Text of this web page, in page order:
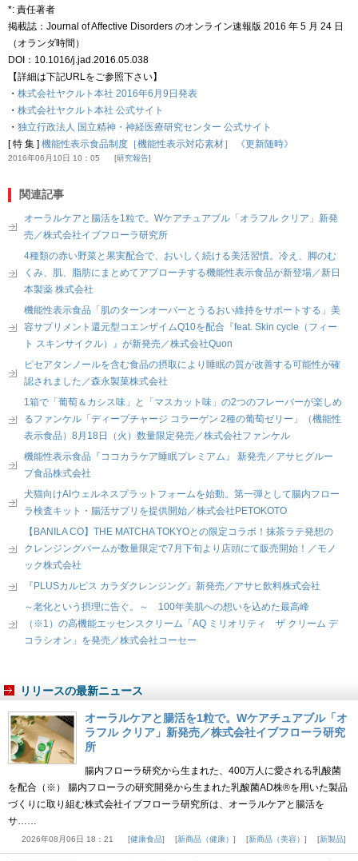
*: 責任著者
掲載誌：Journal of Affective Disorders のオンライン速報版 2016 年 5 月 24 日
（オランダ時間）
DOI：10.1016/j.jad.2016.05.038
【詳細は下記URLをご参照下さい】
・ 株式会社ヤクルト本社 2016年6月9日発表
・ 株式会社ヤクルト本社 公式サイト
・ 独立行政法人 国立精神・神経医療研究センター 公式サイト
[ 特 集 ] 機能性表示食品制度［機能性表示対応素材］ 《更新随時》
2016年06月10日 10：05 研究報告
関連記事
オーラルケアと腸活を1粒で。Wケアチュアブル「オラフル クリア」新発
売／株式会社イブフローラ研究所
4種類の赤い野菜と果実配合で、おいしく続ける美活習慣。冷え、脚のむ
くみ、肌、脂肪にまとめてアプローチする機能性表示食品が新登場／新日
本製薬 株式会社
機能性表示食品「肌のターンオーバーとうるおい維持をサポートする」美
容サプリメント還元型コエンザイムQ10を配合『feat. Skin cycle（フィー
ト スキンサイクル）』が新発売／株式会社Quon
ピセアタンノールを含む食品の摂取により睡眠の質が改善する可能性が確
認されました／森永製菓株式会社
1箱で「葡萄＆カシス味」と「マスカット味」の2つのフレーバーが楽しめ
るファンケル「ディープチャージ コラーゲン 2種の葡萄ゼリー」（機能性
表示食品）8月18日（火）数量限定発売／株式会社ファンケル
機能性表示食品『ココカラケア睡眠プレミアム』 新発売／アサヒグルー
プ食品株式会社
犬猫向けAIウェルネスプラットフォームを始動。第一弾として腸内フロー
ラ検査キット・腸活サプリを提供開始／株式会社PETOKOTO
【BANILA CO】THE MATCHA TOKYOとの限定コラボ！抹茶ラテ発想の
クレンジングバームが数量限定で7月下旬より店頭にて販売開始！／モノ
ック株式会社
『PLUSカルピス カラダクレンジング』新発売／アサヒ飲料株式会社
～老化という摂理に告ぐ。～ 100年美肌への想いを込めた最高峰
（※1）の高機能エッセンスクリーム「AQ ミリオリティ ザ クリーム デ
コラシオン」を発売／株式会社コーセー
リリースの最新ニュース
オーラルケアと腸活を1粒で。Wケアチュアブル「オ
ラフル クリア」新発売／株式会社イブフローラ研究
所
腸内フローラ研究から生まれた、400万人に愛される乳酸菌
を配合（※） 腸内フローラの研究開発から生まれた乳酸菌AD株®を用いた製品
づくりに取り組む株式会社イブフローラ研究所は、オーラルケアと腸活を
サ……
2026年08月06日 18：21 健康食品 新商品（健康） 新商品（美容） 新製品